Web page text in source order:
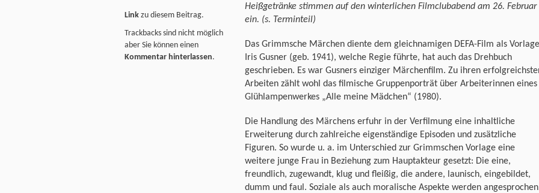
Heißgetränke stimmen auf den winterlichen Filmclubabend am 26. Februar
ein. (s. Terminteil)
Das Grimmsche Märchen diente dem gleichnamigen DEFA-Film als
Iris Gusner (geb. 1941), welche Regie führte, hat auch das Drehbuch
geschrieben. Es war Gusners einziger Märchenfilm. Zu ihren
Arbeiten zählt wohl das filmische Gruppenporträt über Arbeiterinnen eines
Glühlampenwerkes „Alle meine Mädchen“ (1980).
Die Handlung des Märchens erfuhr in der Verfilmung eine inhaltliche
Erweiterung durch zahlreiche eigenständige Episoden und zusätzliche
Figuren. So wurde u. a. im Unterschied zur Grimmschen Vorlage eine
weitere junge Frau in Beziehung zum Hauptakteur gesetzt: Die eine,
freundlich, zugewandt, klug und fleißig, die andere, launisch, eingebildet,
dumm und faul. Soziale als auch moralische Aspekte werden
Link zu diesem Beitrag.
Trackbacks sind nicht möglich
aber Sie können einen
Kommentar hinterlassen.